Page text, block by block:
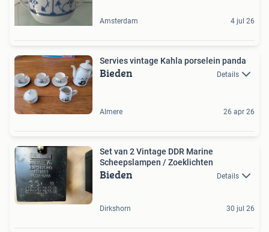
Amsterdam 4 jul 26
Servies vintage Kahla porselein panda
Bieden Details
Almere 26 apr 26
Set van 2 Vintage DDR Marine
Scheepslampen / Zoeklichten
Bieden Details
Dirkshorn 30 jul 26